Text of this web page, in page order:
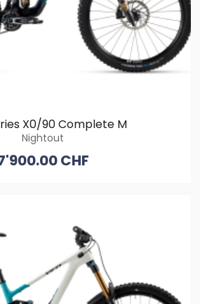
X0/90 Complete M
Nightout
CHF